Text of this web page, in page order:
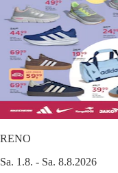
RENO
Sa. 1.8. - Sa. 8.8.2026